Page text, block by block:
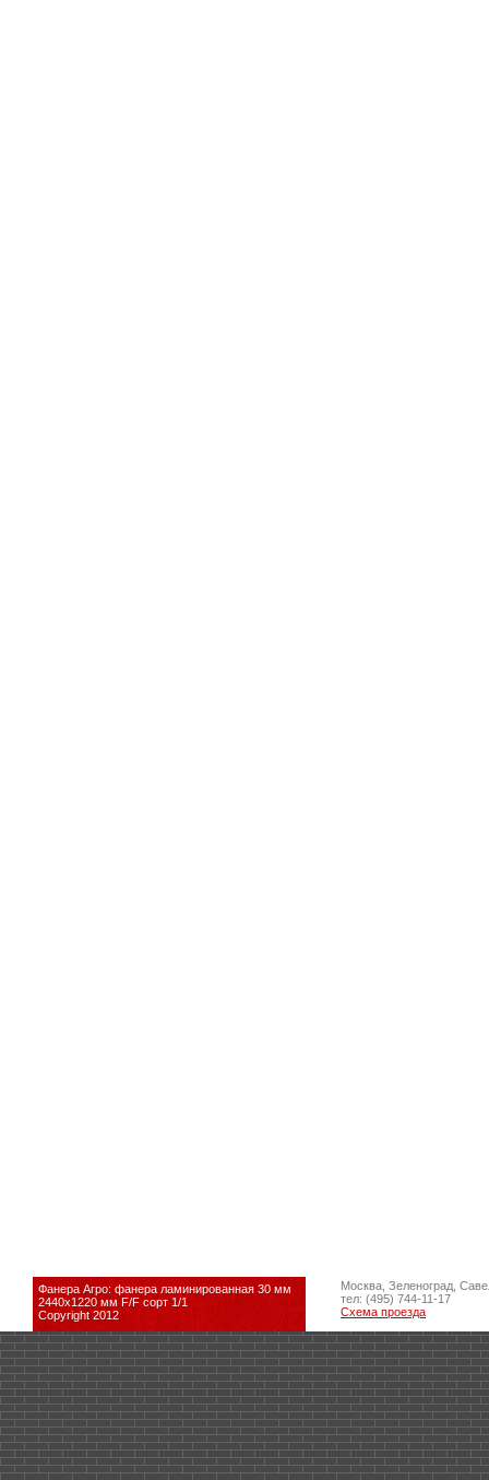
Фанера Агро: фанера ламинированная 30 мм
2440х1220 мм F/F сорт 1/1
Copyright 2012
Москва, Зеленоград,
тел: (495) 744-11-17
Схема проезда